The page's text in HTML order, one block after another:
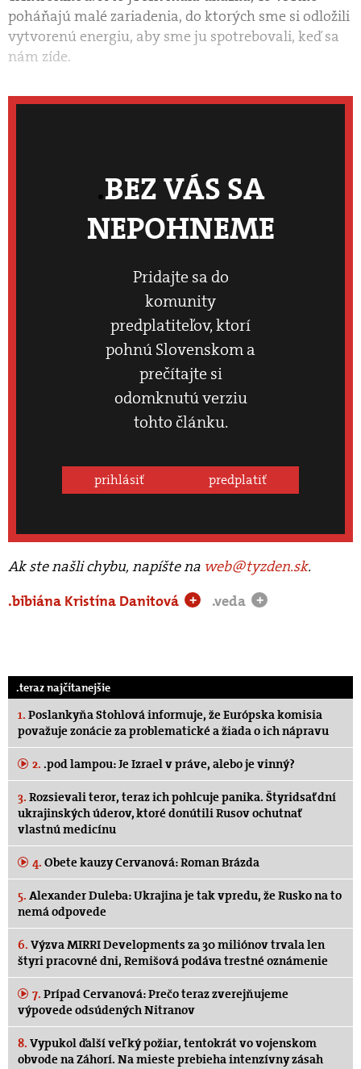
poháňajú malé zariadenia, do ktorých sme si odložili
vytvorenú energiu, aby sme ju spotrebovali, keď sa
nám zíde.
BEZ VÁS SA
NEPOHNEME
Pridajte sa do
komunity
predplatiteľov, ktorí
pohnú Slovenskom a
prečítajte si
odomknutú verziu
tohto článku.
prihlásiť predplatiť
Ak ste našli chybu, napíšte na web@tyzden.sk.
.bibiána Kristína Danitová
+ .veda +
.teraz najčítanejšie
1. Poslankyňa Stohlová informuje, že Európska komisia
považuje zonácie za problematické a žiada o ich nápravu
2. .pod lampou: Je Izrael v práve, alebo je vinný?
3. Rozsievali teror, teraz ich pohlcuje panika. Štyridsať dní
ukrajinských úderov, ktoré donútili Rusov ochutnať
vlastnú medicínu
4. Obete kauzy Cervanová: Roman Brázda
5. Alexander Duleba: Ukrajina je tak vpredu, že Rusko na to
nemá odpovede
6. Výzva MIRRI Developments za 30 miliónov trvala len
štyri pracovné dni, Remišová podáva trestné oznámenie
7. Prípad Cervanová: Prečo teraz zverejňujeme
výpovede odsúdených Nitranov
8. Vypukol ďalší veľký požiar, tentokrát vo vojenskom
obvode na Záhorí. Na mieste prebieha intenzívny zásah